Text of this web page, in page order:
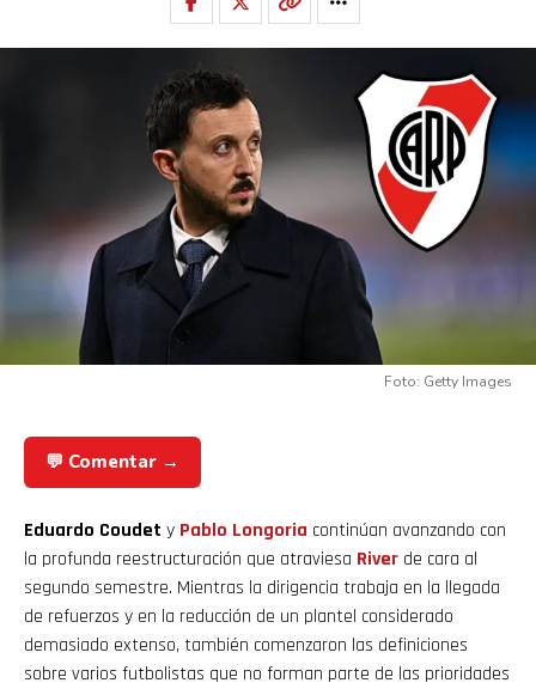
Foto: Getty Images
💬 Comentar →
Eduardo Coudet y Pablo Longoria continúan avanzando con
la profunda reestructuración que atraviesa River de cara al
segundo semestre. Mientras la dirigencia trabaja en la llegada
de refuerzos y en la reducción de un plantel considerado
demasiado extenso, también comenzaron las definiciones
sobre varios futbolistas que no forman parte de las prioridades